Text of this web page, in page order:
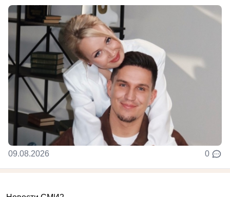
09.08.2026 0